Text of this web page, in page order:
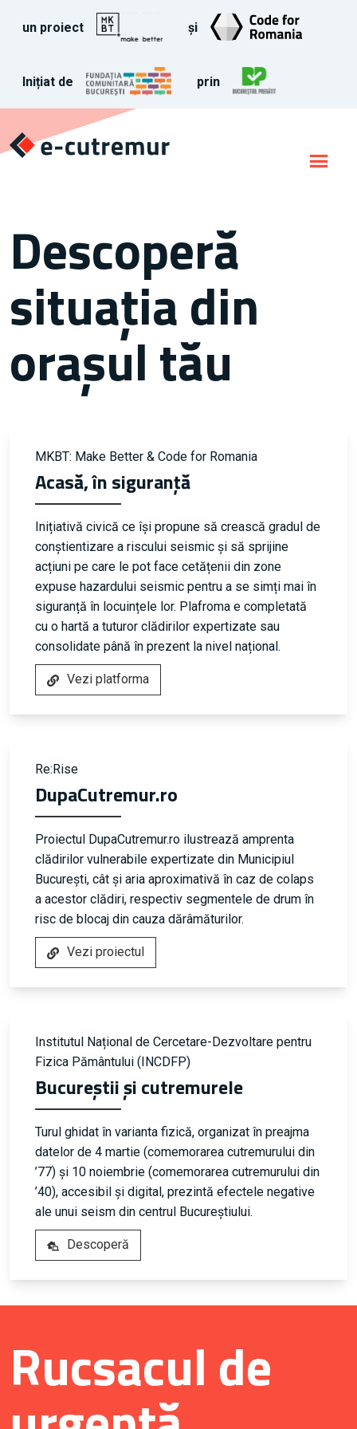
un proiect și
Inițiat de prin
Descoperă
situația din
orașul tău
MKBT: Make Better & Code for Romania
Acasă, în siguranță
Inițiativă civică ce își propune să crească gradul de
conștientizare a riscului seismic și să sprijine
acțiuni pe care le pot face cetățenii din zone
expuse hazardului seismic pentru a se simți mai în
siguranță în locuințele lor. Plafroma e completată
cu o hartă a tuturor clădirilor expertizate sau
consolidate până în prezent la nivel național.
Vezi platforma
Re:Rise
DupaCutremur.ro
Proiectul DupaCutremur.ro ilustrează amprenta
clădirilor vulnerabile expertizate din Municipiul
București, cât și aria aproximativă în caz de colaps
a acestor clădiri, respectiv segmentele de drum în
risc de blocaj din cauza dărâmăturilor.
Vezi proiectul
Institutul Național de Cercetare-Dezvoltare pentru
Fizica Pământului (INCDFP)
Bucureștii și cutremurele
Turul ghidat în varianta fizică, organizat în preajma
datelor de 4 martie (comemorarea cutremurului din
’77) și 10 noiembrie (comemorarea cutremurului din
’40), accesibil și digital, prezintă efectele negative
ale unui seism din centrul Bucureștiului.
Descoperă
Rucsacul de